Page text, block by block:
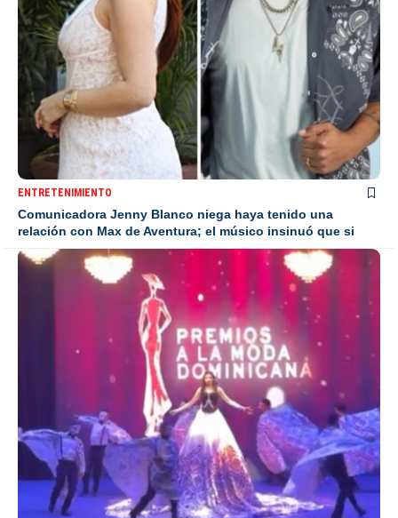
ENTRETENIMIENTO
Comunicadora Jenny Blanco niega haya tenido una
relación con Max de Aventura; el músico insinuó que si